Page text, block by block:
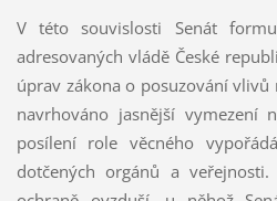
V této souvislosti Senát
adresovaných vládě České
úprav zákona o posuzování
navrhováno jasnější vymezení
posílení role věcného
dotčených orgánů a